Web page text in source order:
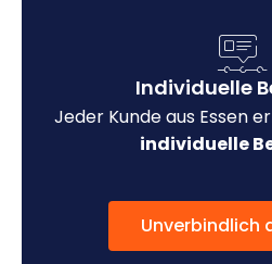
Individuelle
Jeder Kunde aus Essen
individuelle
Unverbindlich